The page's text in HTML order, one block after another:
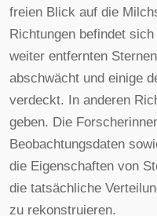
freien Blick auf die
Richtungen befindet
weiter entfernten
abschwächt und einige
verdeckt. In anderen
geben. Die
Beobachtungsdaten
die Eigenschaften von
die tatsächliche
zu rekonstruieren.